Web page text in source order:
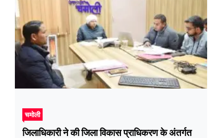
चमोली
जिलाधिकारी ने की जिला विकास प्राधिकरण के अंतर्गत